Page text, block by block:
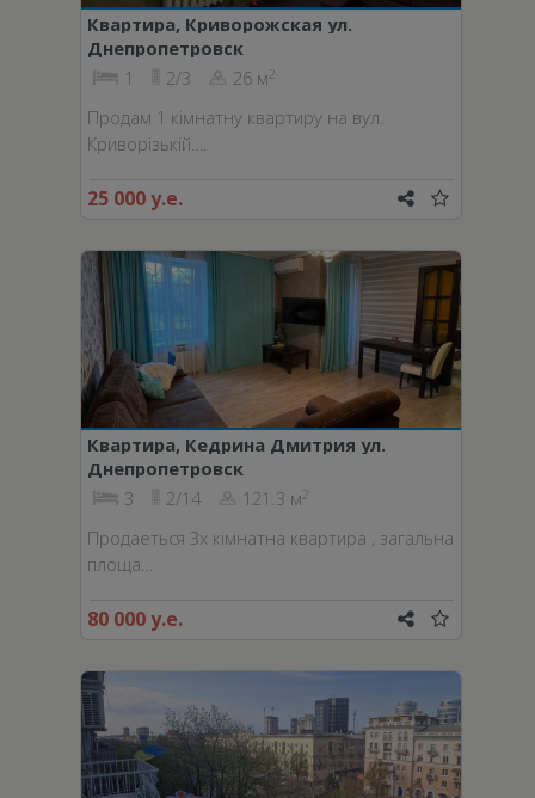
Квартира, Криворожская ул.
Днепропетровск
1
2/3 26 м2
Продам 1 кімнатну квартиру на вул.
Криворізькій….
25 000 у.е.
Квартира, Кедрина Дмитрия ул.
Днепропетровск
3
2/14 121.3 м2
Продаеться 3х кімнатна квартира , загальна
площа…
80 000 у.е.